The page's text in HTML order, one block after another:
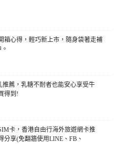
箱心得，輕巧新上市，隨身袋著走補
推薦，乳糖不耐者也能安心享受牛
得到!
卡，香港自由行海外旅遊網卡推
分享(免翻牆使用LINE、FB、